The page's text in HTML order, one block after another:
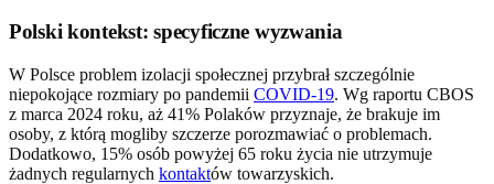
Polski kontekst: specyficzne wyzwania
W Polsce problem izolacji społecznej przybrał szczególnie
niepokojące rozmiary po pandemii COVID-19. Wg raportu CBOS
z marca 2024 roku, aż 41% Polaków przyznaje, że brakuje im
osoby, z którą mogliby szczerze porozmawiać o problemach.
Dodatkowo, 15% osób powyżej 65 roku życia nie utrzymuje
żadnych regularnych kontaktów towarzyskich.